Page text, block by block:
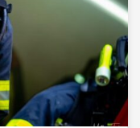
Feuerwehren mit
– 4 Trupps
Grund der
Atemschutz-